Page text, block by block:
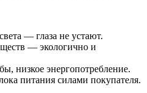
— глаза не устают.
— экологично и
низкое энергопотребление.
питания силами покупателя.